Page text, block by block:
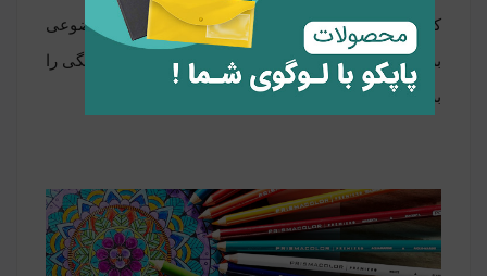
که باعث جرقه ذهنی می شود. اگر یادآوری موضوعی
برایتان مشکل بود دفتر رنگ آمیزی و مداد یا خودکار رنگی را
برداشته و ذهنتان را ورزش دهید.